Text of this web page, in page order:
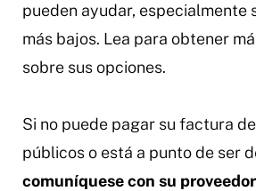
pueden ayudar, especialmente
más bajos. Lea para obtener
sobre sus opciones.
Si no puede pagar su factura
públicos o está a punto de ser
comuníquese con su